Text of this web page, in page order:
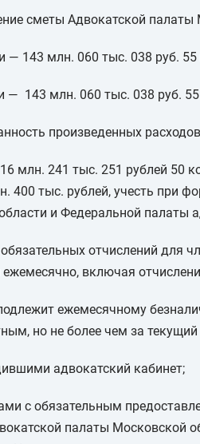
сметы Адвокатской палаты
— 143 млн. 060 тыс. 038 руб. 55
— 143 млн. 060 тыс. 038 руб.
произведенных
млн. 241 тыс. 251 рублей 50
400 тыс. рублей, учесть при
и Федеральной палаты
отчислений для
ежемесячно, включая
ежемесячному
но не более чем за текущий
адвокатский кабинет;
с обязательным
палаты Московской